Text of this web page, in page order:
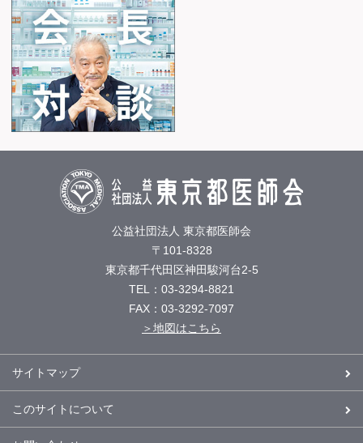
公益社団法人 東京都医師会
〒101-8328
東京都千代田区神田駿河台2-5
TEL：03-3294-8821
FAX：03-3292-7097
＞地図はこちら
サイトマップ
このサイトについて